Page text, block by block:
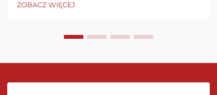
efektywności, kontroli jakości oraz zgodności z
ZOBACZ WIĘCEJ